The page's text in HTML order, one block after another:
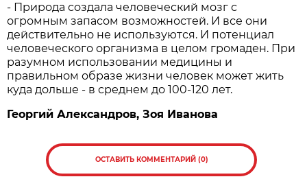
- Природа создала человеческий мозг с
огромным запасом возможностей. И все они
действительно не используются. И потенциал
человеческого организма в целом громаден. При
разумном использовании медицины и
правильном образе жизни человек может жить
куда дольше - в среднем до 100‑120 лет.
Георгий Александров, Зоя Иванова
ОСТАВИТЬ КОММЕНТАРИЙ (0)